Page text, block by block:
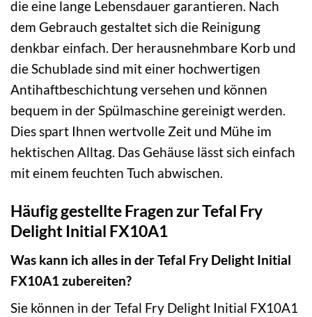
die eine lange Lebensdauer garantieren. Nach
dem Gebrauch gestaltet sich die Reinigung
denkbar einfach. Der herausnehmbare Korb und
die Schublade sind mit einer hochwertigen
Antihaftbeschichtung versehen und können
bequem in der Spülmaschine gereinigt werden.
Dies spart Ihnen wertvolle Zeit und Mühe im
hektischen Alltag. Das Gehäuse lässt sich einfach
mit einem feuchten Tuch abwischen.
Häufig gestellte Fragen zur Tefal Fry
Delight Initial FX10A1
Was kann ich alles in der Tefal Fry Delight Initial
FX10A1 zubereiten?
Sie können in der Tefal Fry Delight Initial FX10A1